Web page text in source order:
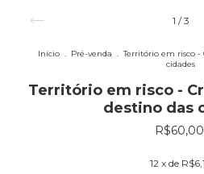
1 /3
Início . Pré-venda . Território em risco -
cidades
Território em risco -
destino das
R$60,00
12 x de